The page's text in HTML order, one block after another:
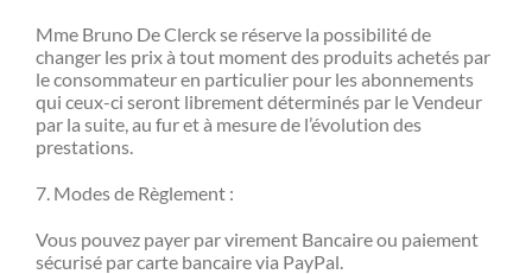
Mme Bruno De Clerck se réserve la possibilité de
changer les prix à tout moment des produits achetés par
le consommateur en particulier pour les abonnements
qui ceux-ci seront librement déterminés par le Vendeur
par la suite, au fur et à mesure de l’évolution des
prestations.
7. Modes de Règlement :
Vous pouvez payer par virement Bancaire ou paiement
sécurisé par carte bancaire via PayPal.